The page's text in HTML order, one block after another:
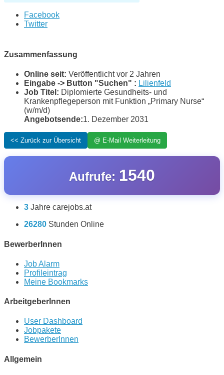
Facebook
Twitter
Zusammenfassung
Online seit: Veröffentlicht vor 2 Jahren
Eingabe -> Button "Suchen" : Lilienfeld
Job Titel: Diplomierte Gesundheits- und
Krankenpflegeperson mit Funktion „Primary Nurse“
(w/m/d)
Angebotsende:1. Dezember 2031
Aufrufe: 1540
3 Jahre carejobs.at
26280 Stunden Online
BewerberInnen
Job Alarm
Profileintrag
Meine Bookmarks
ArbeitgeberInnen
User Dashboard
Jobpakete
BewerberInnen
Allgemein